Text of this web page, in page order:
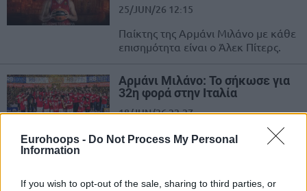
Eurohoops - Do Not Process My Personal
Information
If you wish to opt-out of the sale, sharing to third parties, or
25/JUN/26 12:15
Παίκτης της Αρμάνι Μιλάνο με κάθε
επισημότητα είναι ο Άλεκ Πίτερς.
Αρμάνι Μιλάνο: Το σήκωσε για
32η φορά στην Ιταλία
18/JUN/26 22:27
Επιστροφή στην κορυφή για την
Ιταλίας στην ιστορία της.